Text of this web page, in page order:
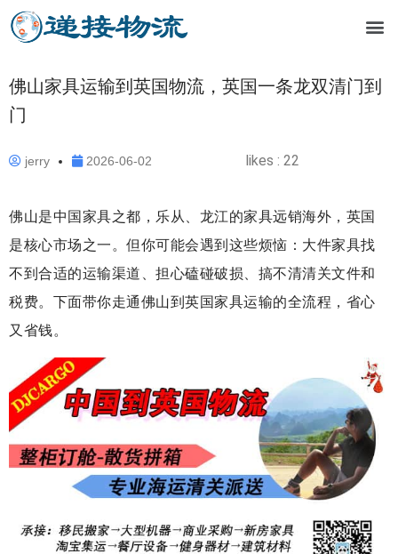
佛山家具运输到英国物流，英国一条龙双清门到
门
jerry 2026-06-02 likes :22
佛山是中国家具之都，乐从、龙江的家具远销海外，英国
是核心市场之一。但你可能会遇到这些烦恼：大件家具找
不到合适的运输渠道、担心磕碰破损、搞不清清关文件和
税费。下面带你走通佛山到英国家具运输的全流程，省心
又省钱。